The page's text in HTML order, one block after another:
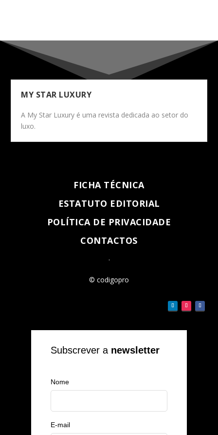
MY STAR LUXURY
A My Star Luxury é uma revista dedicada ao setor do
luxo.
FICHA TÉCNICA
ESTATUTO EDITORIAL
POLÍTICA DE PRIVACIDADE
CONTACTOS
.
© codigopro
Subscrever anewsletter
Nome
E-mail